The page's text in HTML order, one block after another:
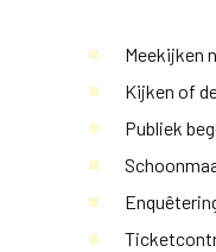
Meekijken
Kijken of
Publiek